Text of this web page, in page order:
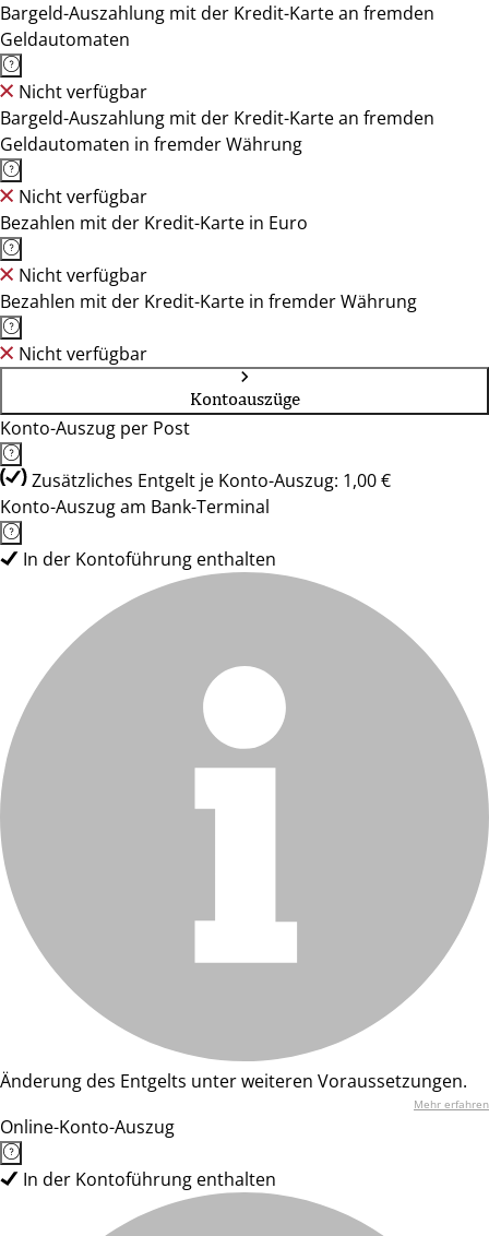
Bargeld-Auszahlung mit der Kredit-Karte an fremden
Geldautomaten
Nicht verfügbar
Bargeld-Auszahlung mit der Kredit-Karte an fremden
Geldautomaten in fremder Währung
Nicht verfügbar
Bezahlen mit der Kredit-Karte in Euro
Nicht verfügbar
Bezahlen mit der Kredit-Karte in fremder Währung
Nicht verfügbar
Kontoauszüge
Konto-Auszug per Post
Zusätzliches Entgelt je Konto-Auszug: 1,00 €
Konto-Auszug am Bank-Terminal
In der Kontoführung enthalten
Änderung des Entgelts unter weiteren Voraussetzungen.
Mehr erfahren
Online-Konto-Auszug
In der Kontoführung enthalten